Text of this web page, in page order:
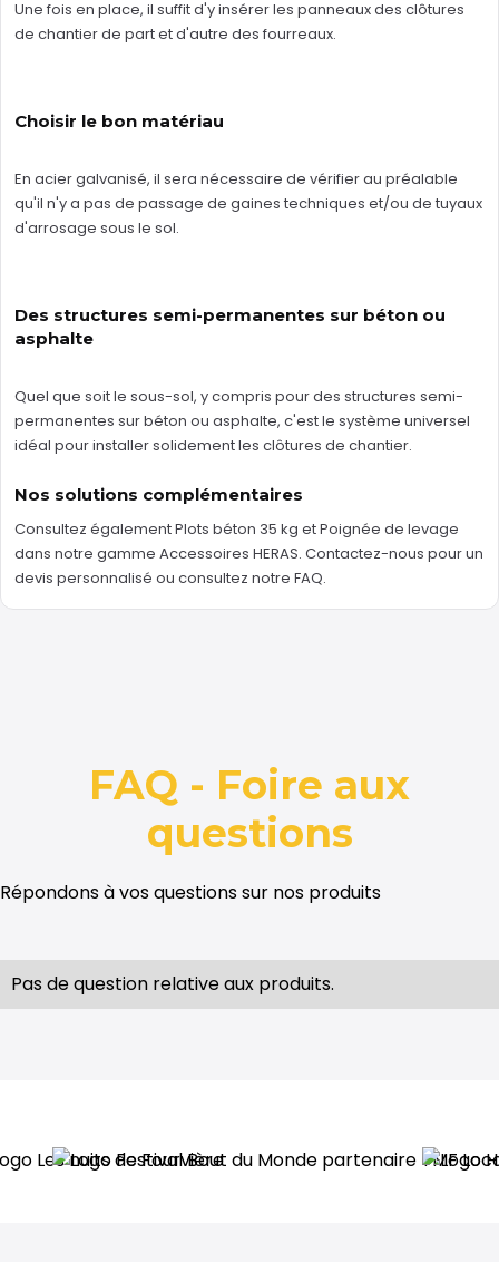
Une fois en place, il suffit d'y insérer les panneaux des clôtures
de chantier de part et d'autre des fourreaux.
Choisir le bon matériau
En acier galvanisé, il sera nécessaire de vérifier au préalable
qu'il n'y a pas de passage de gaines techniques et/ou de tuyaux
d'arrosage sous le sol.
Des structures semi-permanentes sur béton ou
asphalte
Quel que soit le sous-sol, y compris pour des structures semi-
permanentes sur béton ou asphalte, c'est le système universel
idéal pour installer solidement les clôtures de chantier.
Nos solutions complémentaires
Consultez égalementPlots béton 35 kg etPoignée de levage
dans notre gamme Accessoires HERAS. Contactez-nous pour un
devis personnalisé ou consultez notre FAQ.
FAQ - Foire aux
questions
Répondons à vos questions sur nos produits
Pas de question relative aux produits.